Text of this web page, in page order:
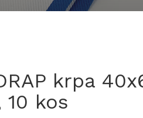
krpa
10 kos